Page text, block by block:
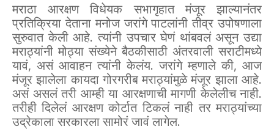
मराठा आरक्षण विधेयक सभागृहात मंजूर झाल्यानंतर
प्रतिक्रिया देताना मनोज जरांगे पाटलांनी तीव्र उपोषणाला
सुरुवात केली आहे. त्यांनी उपचार घेणं थांबवलं असून उद्या
मराठ्यांनी मोठ्या संख्येने बैठकीसाठी अंतरवाली सराटीमध्ये
यावं, असं आवाहन त्यांनी केलंय. जरांगे म्हणाले की, आज
मंजूर झालेला कायदा गोरगरीब मराठ्यांमुळे मंजूर झाला आहे.
असं असलं तरी आम्ही या आरक्षणाची मागणी केलेलीच नाही.
तरीही दिलेलं आरक्षण कोर्टात टिकलं नाही तर मराठ्यांच्या
उद्रेकाला सरकारला सामोरं जावं लागेल.